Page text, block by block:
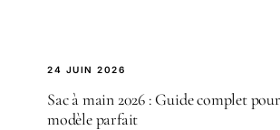
24 JUIN 2026
Sac à main 2026 : Guide complet
modèle parfait